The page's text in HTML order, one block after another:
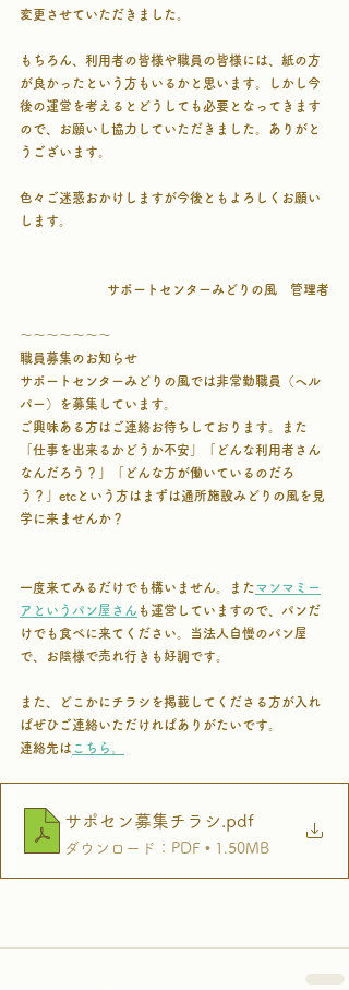
変更させていただきました。
もちろん、利用者の皆様や職員の皆様には、紙の方
が良かったという方もいるかと思います。しかし今
後の運営を考えるとどうしても必要となってきます
ので、お願いし協力していただきました。ありがと
うございます。
色々ご迷惑おかけしますが今後ともよろしくお願い
します。
サポートセンターみどりの風　管理者
～～～～～～～
職員募集のお知らせ
サポートセンターみどりの風では非常勤職員（ヘル
パー）を募集しています。
ご興味ある方はご連絡お待ちしております。また
「仕事を出来るかどうか不安」「どんな利用者さん
なんだろう？」「どんな方が働いているのだろ
う？」etcという方はまずは通所施設みどりの風を見
学に来ませんか？
一度来てみるだけでも構いません。またマンマミー
アというパン屋さん も運営していますので、パンだ
けでも食べに来てください。当法人自慢のパン屋
で、お陰様で売れ行きも好調です。
また、どこかにチラシを掲載してくださる方が入れ
ばぜひご連絡いただければありがたいです。
連絡先は こちら。
サポセン募集チラシ .pdf
ダウンロード：PDF • 1.50MB